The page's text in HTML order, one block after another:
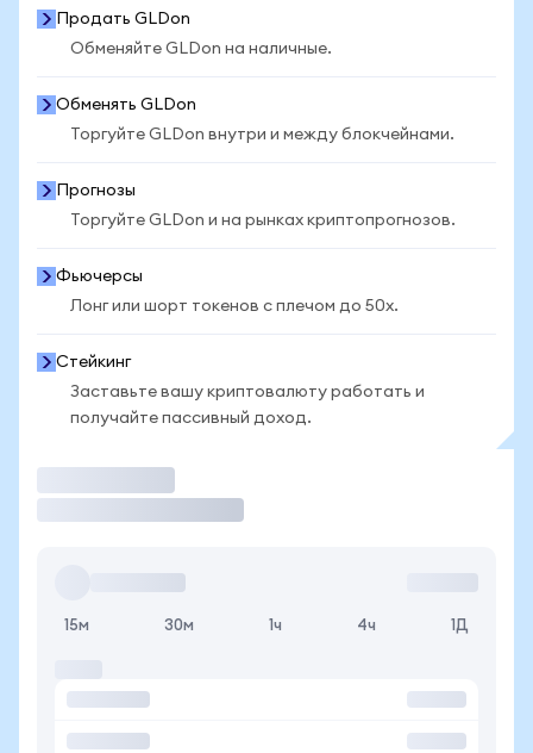
Продать GLDon
Обменяйте GLDon на наличные.
Обменять GLDon
Торгуйте GLDon внутри и между блокчейнами.
Прогнозы
Торгуйте GLDon и на рынках криптопрогнозов.
Фьючерсы
Лонг или шорт токенов с плечом до 50x.
Стейкинг
Заставьте вашу криптовалюту работать и
получайте пассивный доход.
15м 30м 1ч 4ч 1Д